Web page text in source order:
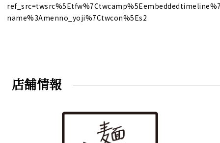
name%3Amenno_yoji%7Ctwcon%5Es2
店舗情報